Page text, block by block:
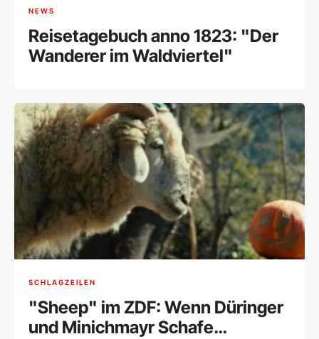
NEWS
Reisetagebuch anno 1823: "Der
Wanderer im Waldviertel"
SCHLAGZEILEN
"Sheep" im ZDF: Wenn Düringer
und Minichmayr Schafe